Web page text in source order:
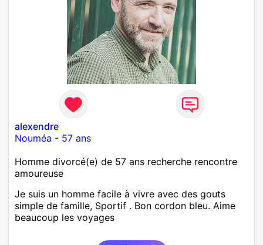
alexendre
Nouméa - 57 ans
Homme divorcé(e) de 57 ans recherche rencontre
amoureuse
Je suis un homme facile à vivre avec des gouts
simple de famille, Sportif . Bon cordon bleu. Aime
beaucoup les voyages